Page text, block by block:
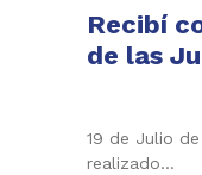
Recibí
de las
19 de Julio
realizado…